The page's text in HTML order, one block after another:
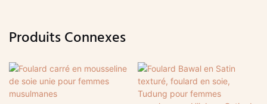
Produits Connexes